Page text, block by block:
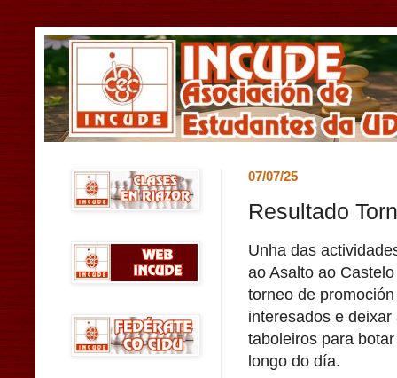
07/07/25
Resultado
Unha das
ao Asalto ao
torneo de
interesados e deixar
taboleiros para
longo do día.